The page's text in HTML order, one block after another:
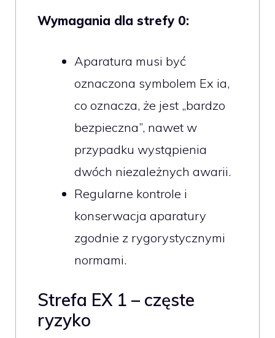
Wymagania dla strefy 0:
Aparatura musi być
oznaczona symbolem Ex ia,
co oznacza, że jest „bardzo
bezpieczna”, nawet w
przypadku wystąpienia
dwóch niezależnych awarii.
Regularne kontrole i
konserwacja aparatury
zgodnie z rygorystycznymi
normami.
Strefa EX 1 – częste
ryzyko